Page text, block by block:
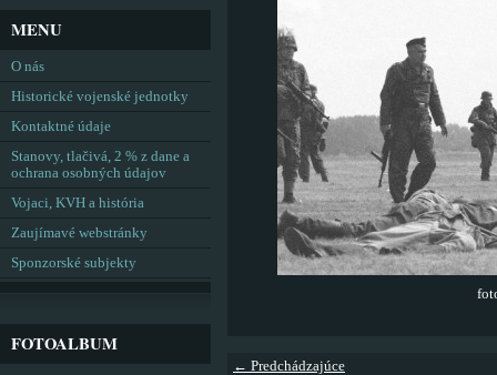
← Predchádzajúce
MENU
O nás
Historické vojenské jednotky
Kontaktné údaje
Stanovy, tlačivá, 2 % z dane a
ochrana osobných údajov
Vojaci, KVH a história
Zaujímavé webstránky
Sponzorské subjekty
FOTOALBUM